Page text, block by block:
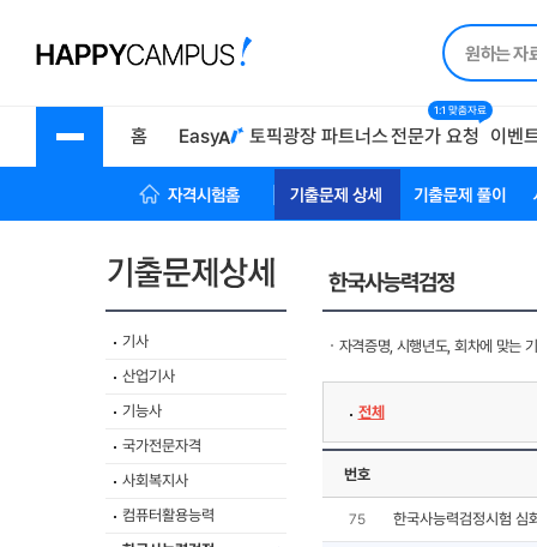
홈 Easy 토픽광장 파트너스전문가 요청
1:1 맞춤자료
이벤
자격시험 홈 기출문제상세 기출문제풀이
기사
산업기사
기능사
국가전문자격
사회복지사
컴퓨터활용능력
한국사능력검정
자격증명, 시행년도, 회차에 맞는
전체
번호
75 한국사능력검정시험 심